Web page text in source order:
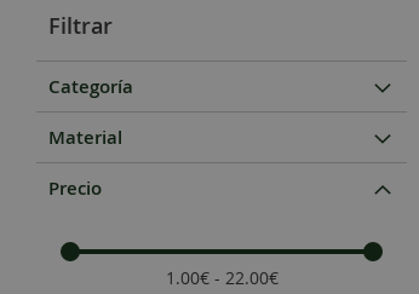
Filtrar
Categoría
Material
Precio
1.00€ - 22.00€